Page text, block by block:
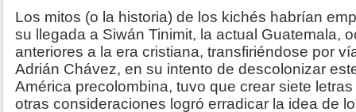
Los mitos (o la historia) de los kichés habrían
su llegada a Siwán Tinimit, la actual Guatemala,
anteriores a la era cristiana, transfiriéndose por
Adrián Chávez, en su intento de descolonizar
América precolombina, tuvo que crear siete
otras consideraciones logró erradicar la idea de